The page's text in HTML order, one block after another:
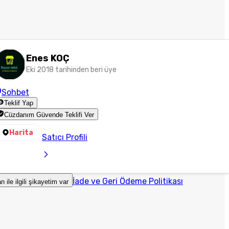
Enes KOÇ
Eki 2018 tarihinden beri üye
Sohbet
Teklif Yap
Cüzdanım Güvende Teklifi Ver
Harita Satıcı Profili
ile ilgili şikayetim var İade ve Geri Ödeme Politikası